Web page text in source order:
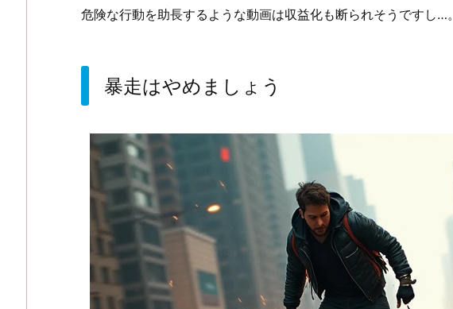
危険な行動を助長するような動画は収益化も断られそうですし…。
暴走はやめましょう